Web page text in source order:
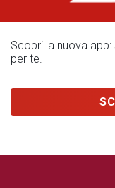
Scopri la nuova
per te.